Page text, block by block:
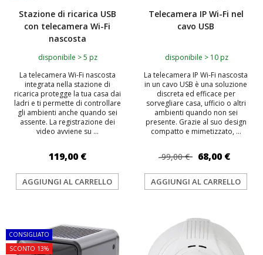
Stazione di ricarica USB
con telecamera Wi-Fi
nascosta
disponibile > 5 pz
La telecamera Wi-Fi nascosta
integrata nella stazione di
ricarica protegge la tua casa dai
ladri e ti permette di controllare
gli ambienti anche quando sei
assente. La registrazione dei
video avviene su ...
119,00 €
AGGIUNGI AL CARRELLO
Telecamera IP Wi-Fi nel
cavo USB
disponibile > 10 pz
La telecamera IP Wi-Fi nascosta
in un cavo USB è una soluzione
discreta ed efficace per
sorvegliare casa, ufficio o altri
ambienti quando non sei
presente. Grazie al suo design
compatto e mimetizzato, ...
99,00 € 68,00 €
AGGIUNGI AL CARRELLO
CONSIGLIATO
SCONTO 13%